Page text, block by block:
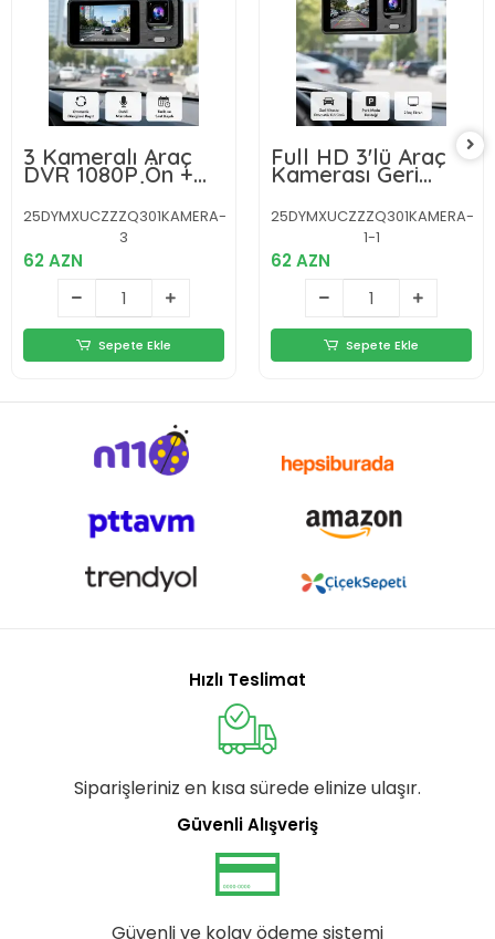
3 Kameralı Araç
DVR 1080P Ön +
HD Arka + İç
Kamera Döngü
Kayıt 2’’ Ekran
25DYMXUCZZZQ301KAMERA-
3
62 AZN
Sepete Ekle
Full HD 3'lü Araç
Kamerası Geri
Görüş Destekli
Park Modlu 1080P
DVR
25DYMXUCZZZQ301KAMERA-
1-1
62 AZN
Sepete Ekle
Hızlı Teslimat
Siparişleriniz en kısa sürede elinize ulaşır.
Güvenli Alışveriş
Güvenli ve kolay ödeme sistemi